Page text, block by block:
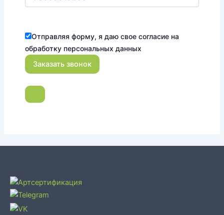
Отправляя форму, я даю свое согласие на
обработку персональных данных